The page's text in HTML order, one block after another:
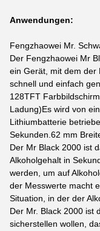
Anwendungen:
Fengzhaowei Mr.
Der Fengzhaowei Mr
ein Gerät, mit dem der
schnell und einfach
128TFT
Ladung)Es wird von
Lithiumbatterie
Sekunden.62 mm
Der Mr Black 2000 ist
Alkoholgehalt in
werden, um auf
der Messwerte macht
Situation, in der der
Der Mr. Black 2000 ist
sicherstellen wollen,